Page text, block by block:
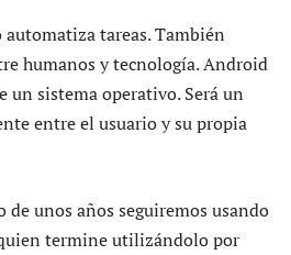
tareas. También
humanos y tecnología. Android
un sistema operativo. Será un
entre el usuario y su propia
de unos años seguiremos usando
termine utilizándolo por